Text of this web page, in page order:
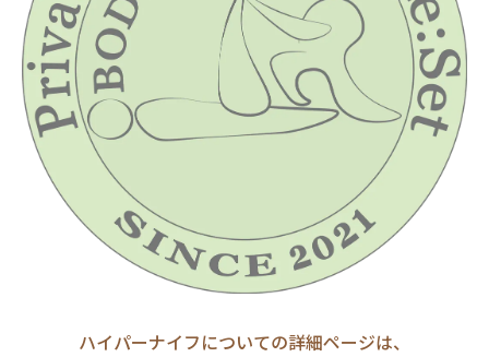
ハイパーナイフについての詳細ページは、